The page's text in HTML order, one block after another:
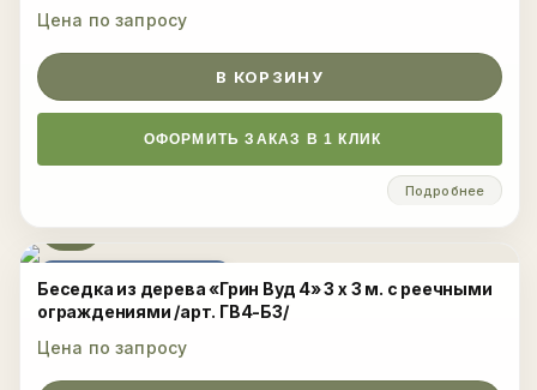
Цена по запросу
В КОРЗИНУ
ОФОРМИТЬ ЗАКАЗ В 1 КЛИК
Подробнее
Беседка из дерева «Грин Вуд 4» 3 х 3 м. с реечными
ограждениями /арт. ГВ4-Б3/
Цена по запросу